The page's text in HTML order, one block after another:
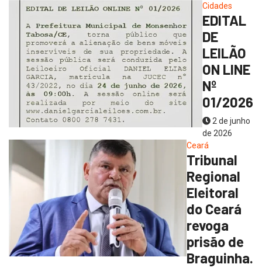
Cidades
EDITAL
DE
LEILÃO
ON LINE
Nº
01/2026
2 de junho
de 2026
Ceará
Tribunal
Regional
Eleitoral
do Ceará
revoga
prisão de
Braguinha.